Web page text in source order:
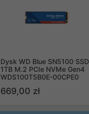
Dysk WD Blue SN5100 SSD
1TB M.2 PCIe NVMe Gen4
WDS100T5B0E-00CPE0
669,00 zł